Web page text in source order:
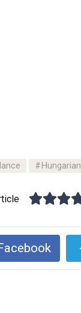
Hungarian